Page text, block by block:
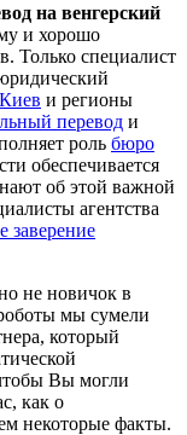
на венгерский
и хорошо
Только специалист
и регионы
перевод и
роль бюро
обеспечивается
об этой важной
агентства
заверение
не новичок в
мы сумели
который
Вы могли
как о
некоторые факты.